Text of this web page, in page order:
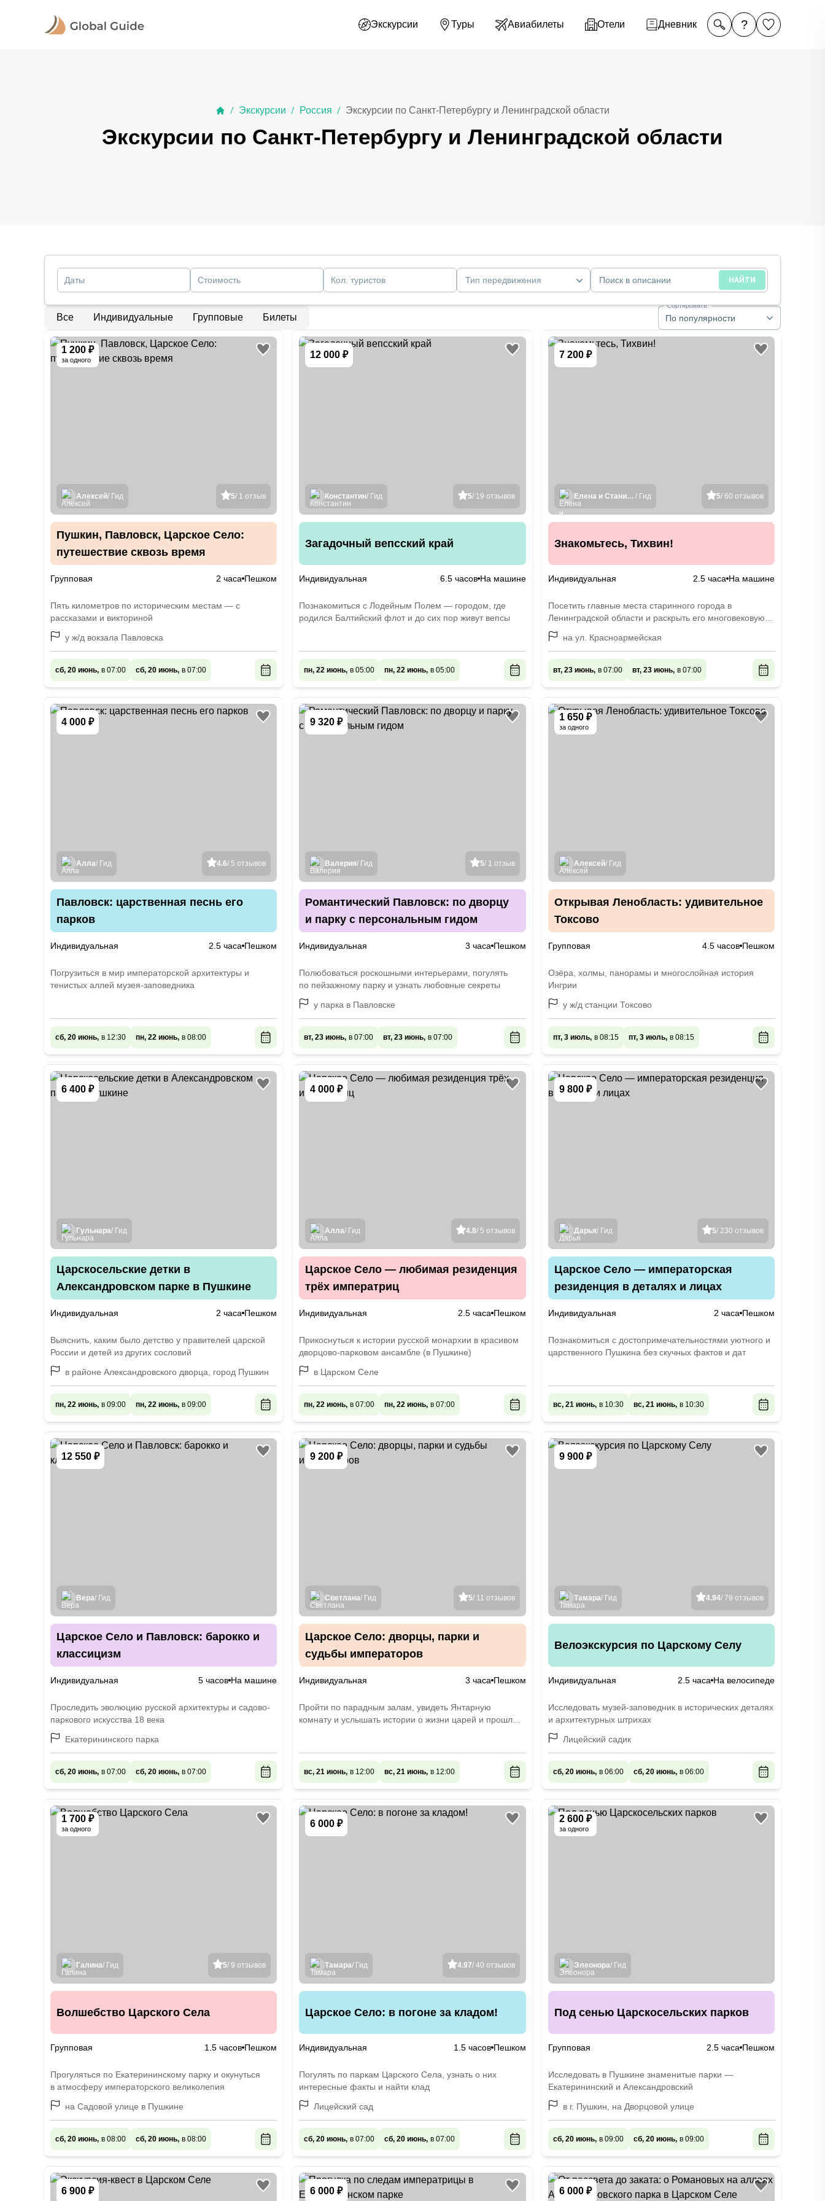
Экскурсии Туры Авиабилеты Отели Дневник ?
/ Экскурсии / Россия / Экскурсии по Санкт-Петербургу и Ленинградской области
Экскурсии по Санкт-Петербургу и Ленинградской области
Даты Стоимость Кол. туристов Тип передвижения Поиск в описании НАЙТИ
Все Индивидуальные Групповые Билеты По популярности
Сортировать:
1 200 ₽
за одного
5/ 1 отзыв
Алексей/ Гид
Пушкин, Павловск, Царское Село:
путешествие сквозь время
Групповая 2 часа Пешком
Пять километров по историческим местам — с
рассказами и викториной
у ж/д вокзала Павловска
сб, 20 июнь, в 07:00 сб, 20 июнь, в 07:00
12 000 ₽
5/ 19 отзывов
Константин/ Гид
Загадочный вепсский край
Индивидуальная 6.5 часов На машине
Познакомиться с Лодейным Полем — городом, где
родился Балтийский флот и до сих пор живут вепсы
пн, 22 июнь, в 05:00 пн, 22 июнь, в 05:00
7 200 ₽
5/ 60 отзывов
Елена и Станислав / Гид
Знакомьтесь, Тихвин!
Индивидуальная 2.5 часа На машине
Посетить главные места старинного города в
Ленинградской области и раскрыть его многовековую
историю
на ул. Красноармейская
вт, 23 июнь, в 07:00 вт, 23 июнь, в 07:00
4 000 ₽
4.6/ 5 отзывов
Алла/ Гид
Павловск: царственная песнь его
парков
Индивидуальная 2.5 часа Пешком
Погрузиться в мир императорской архитектуры и
тенистых аллей музея-заповедника
сб, 20 июнь, в 12:30 пн, 22 июнь, в 08:00
9 320 ₽
5/ 1 отзыв
Валерия/ Гид
Романтический Павловск: по дворцу
и парку с персональным гидом
Индивидуальная 3 часа Пешком
Полюбоваться роскошными интерьерами, погулять
по пейзажному парку и узнать любовные секреты
у парка в Павловске
вт, 23 июнь, в 07:00 вт, 23 июнь, в 07:00
1 650 ₽
за одного
Алексей/ Гид
Открывая Ленобласть: удивительное
Токсово
Групповая 4.5 часов Пешком
Озёра, холмы, панорамы и многослойная история
Ингрии
у ж/д станции Токсово
пт, 3 июль, в 08:15 пт, 3 июль, в 08:15
6 400 ₽
Гульнара/ Гид
Царскосельские детки в
Александровском парке в Пушкине
Индивидуальная 2 часа Пешком
Выяснить, каким было детство у правителей царской
России и детей из других сословий
в районе Александровского дворца, город Пушкин
пн, 22 июнь, в 09:00 пн, 22 июнь, в 09:00
4 000 ₽
4.8/ 5 отзывов
Алла/ Гид
Царское Село — любимая резиденция
трёх императриц
Индивидуальная 2.5 часа Пешком
Прикоснуться к истории русской монархии в красивом
дворцово-парковом ансамбле (в Пушкине)
в Царском Селе
пн, 22 июнь, в 07:00 пн, 22 июнь, в 07:00
9 800 ₽
5/ 230 отзывов
Дарья/ Гид
Царское Село — императорская
резиденция в деталях и лицах
Индивидуальная 2 часа Пешком
Познакомиться с достопримечательностями уютного и
царственного Пушкина без скучных фактов и дат
вс, 21 июнь, в 10:30 вс, 21 июнь, в 10:30
12 550 ₽
Вера/ Гид
Царское Село и Павловск: барокко и
классицизм
Индивидуальная 5 часов На машине
Проследить эволюцию русской архитектуры и садово-
паркового искусства 18 века
Екатерининского парка
сб, 20 июнь, в 07:00 сб, 20 июнь, в 07:00
9 200 ₽
5/ 11 отзывов
Светлана/ Гид
Царское Село: дворцы, парки и
судьбы императоров
Индивидуальная 3 часа Пешком
Пройти по парадным залам, увидеть Янтарную
комнату и услышать истории о жизни царей и прошлом
вс, 21 июнь, в 12:00 вс, 21 июнь, в 12:00
9 900 ₽
4.94/ 79 отзывов
Тамара/ Гид
Велоэкскурсия по Царскому Селу
Индивидуальная 2.5 часа На велосипеде
Исследовать музей-заповедник в исторических деталях
и архитектурных штрихах
Лицейский садик
сб, 20 июнь, в 06:00 сб, 20 июнь, в 06:00
1 700 ₽
за одного
5/ 9 отзывов
Галина/ Гид
Волшебство Царского Села
Групповая 1.5 часов Пешком
Прогуляться по Екатерининскому парку и окунуться
в атмосферу императорского великолепия
на Садовой улице в Пушкине
сб, 20 июнь, в 08:00 сб, 20 июнь, в 08:00
6 000 ₽
4.97/ 40 отзывов
Тамара/ Гид
Царское Село: в погоне за кладом!
Индивидуальная 1.5 часов Пешком
Погулять по паркам Царского Села, узнать о них
интересные факты и найти клад
Лицейский сад
сб, 20 июнь, в 07:00 сб, 20 июнь, в 07:00
2 600 ₽
за одного
Элеонора/ Гид
Под сенью Царскосельских парков
Групповая 2.5 часа Пешком
Исследовать в Пушкине знаменитые парки —
Екатерининский и Александровский
в г. Пушкин, на Дворцовой улице
сб, 20 июнь, в 09:00 сб, 20 июнь, в 09:00
6 900 ₽ 6 000 ₽ 6 000 ₽